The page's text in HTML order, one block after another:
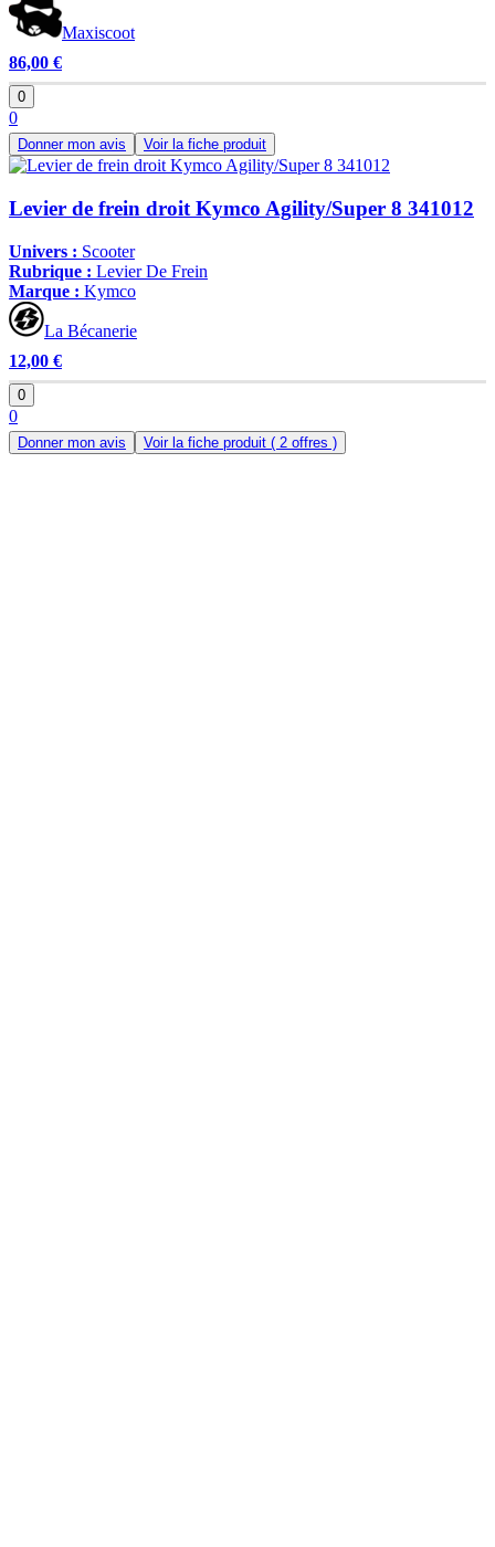
Maxiscoot
86,00 €
0
0
Donner mon avis Voir la fiche produit
Levier de frein droit Kymco Agility/Super 8 341012
Univers : Scooter
Rubrique : Levier De Frein
Marque : Kymco
La Bécanerie
12,00 €
0
0
Donner mon avis Voir la fiche produit ( 2 offres )